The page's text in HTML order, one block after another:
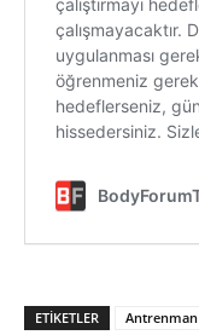
ETIKETLER Antrenman